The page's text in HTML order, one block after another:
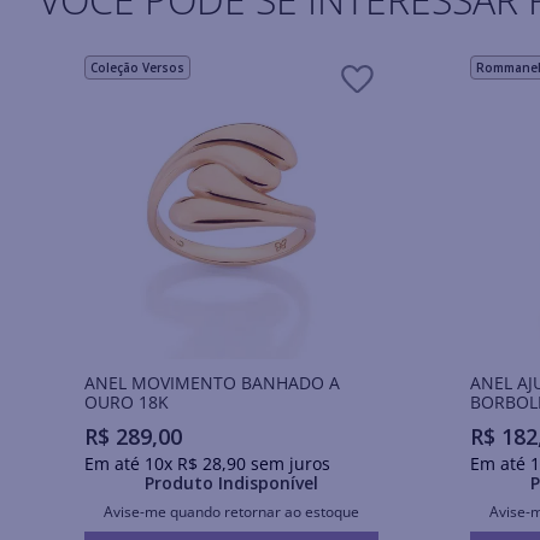
Coleção Versos
ANEL MOVIMENTO BANHADO A
OURO 18K
R$ 289,00
Em até 10x R$ 28,90sem juros
Produto Indisponível
Avise-me quando retornar ao estoque
ANEL
R$ 182
Em até
Avise-